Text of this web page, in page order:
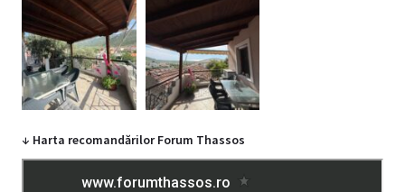
↓ Harta recomandărilor Forum Thassos